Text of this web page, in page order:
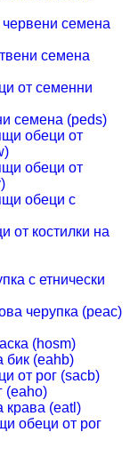
семена
семена
от семенни
семена (peds)
обеци от
обеци от
обеци с
от костилки на
с етнически
черупка (peac)
(hosm)
бик (eahb)
от рог (sacb)
(eaho)
крава (eatl)
обеци от рог